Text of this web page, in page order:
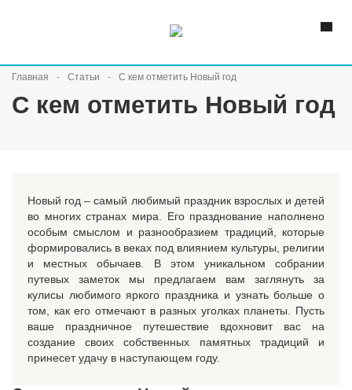
Главная Статьи С кем отметить Новый год
С кем отметить Новый год
Новый год – самый любимый праздник взрослых и детей
во многих странах мира. Его празднование наполнено
особым смыслом и разнообразием традиций, которые
формировались в веках под влиянием культуры, религии
и местных обычаев. В этом уникальном собрании
путевых заметок мы предлагаем вам заглянуть за
кулисы любимого яркого праздника и узнать больше о
том, как его отмечают в разных уголках планеты. Пусть
ваше праздничное путешествие вдохновит вас на
создание своих собственных памятных традиций и
принесет удачу в наступающем году.